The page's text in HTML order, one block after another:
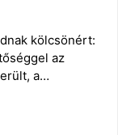
kölcsönért:
az
a…